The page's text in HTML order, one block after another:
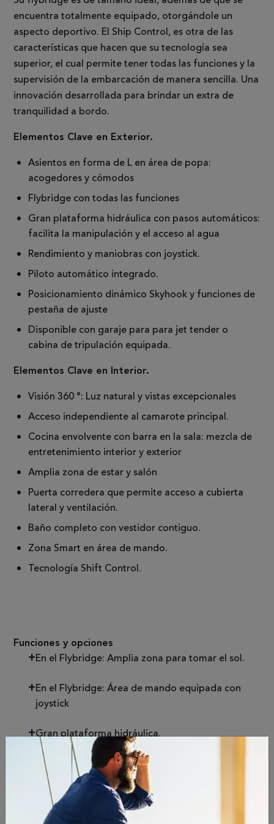
encuentra totalmente equipado, otorgándole un
aspecto deportivo. El Ship Control, es otra de las
características que hacen que su tecnología sea
superior, el cual permite tener todas las funciones y la
supervisión de la embarcación de manera sencilla. Una
innovación desarrollada para brindar un extra de
tranquilidad a bordo.
Elementos Clave en Exterior.
Asientos en forma de L en área de popa:
acogedores y cómodos
Flybridge con todas las funciones
Gran plataforma hidráulica con pasos automáticos:
facilita la manipulación y el acceso al agua
Rendimiento y maniobras con joystick.
Piloto automático integrado.
Posicionamiento dinámico Skyhook y funciones de
pestaña de ajuste
Disponible con garaje para para jet tender o
cabina de tripulación equipada.
Elementos Clave en Interior.
Visión 360 ​​°: Luz natural y vistas excepcionales
Acceso independiente al camarote principal.
Cocina envolvente con barra en la sala: mezcla de
entretenimiento interior y exterior
Amplia zona de estar y salón
Puerta corredera que permite acceso a cubierta
lateral y ventilación.
Baño completo con vestidor contiguo.
Zona Smart en área de mando.
Tecnología Shift Control.
Funciones y opciones
En el Flybridge: Amplia zona para tomar el sol.
En el Flybridge: Área de mando equipada con
joystick
Gran plataforma hidráulica.
Amplia escalera que conduce al flybridge
Puerta corredera con acceso a pasillo de estribor